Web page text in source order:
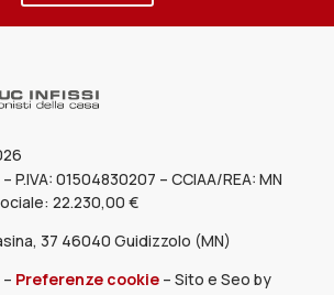
– P.IVA: 01504830207 – CCIAA/REA: MN
22.230,00 €
37 46040 Guidizzolo (MN)
– Preferenze cookie– Sito e Seo by